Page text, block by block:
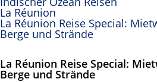
La Réunion
La Réunion Reise Special:
Berge und Strände
La Réunion Reise Special:
Berge und Strände